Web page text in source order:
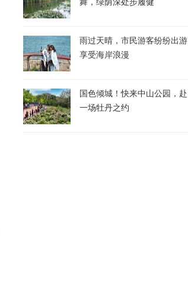
雨过天晴，市民游客纷纷出游
享受海岸浪漫
国色倾城！快来中山公园，赴
一场牡丹之约